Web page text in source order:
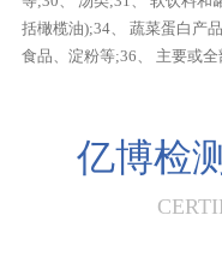
括橄榄油);34、 蔬菜蛋白产
食品、淀粉等;36、 主要或
亿博检